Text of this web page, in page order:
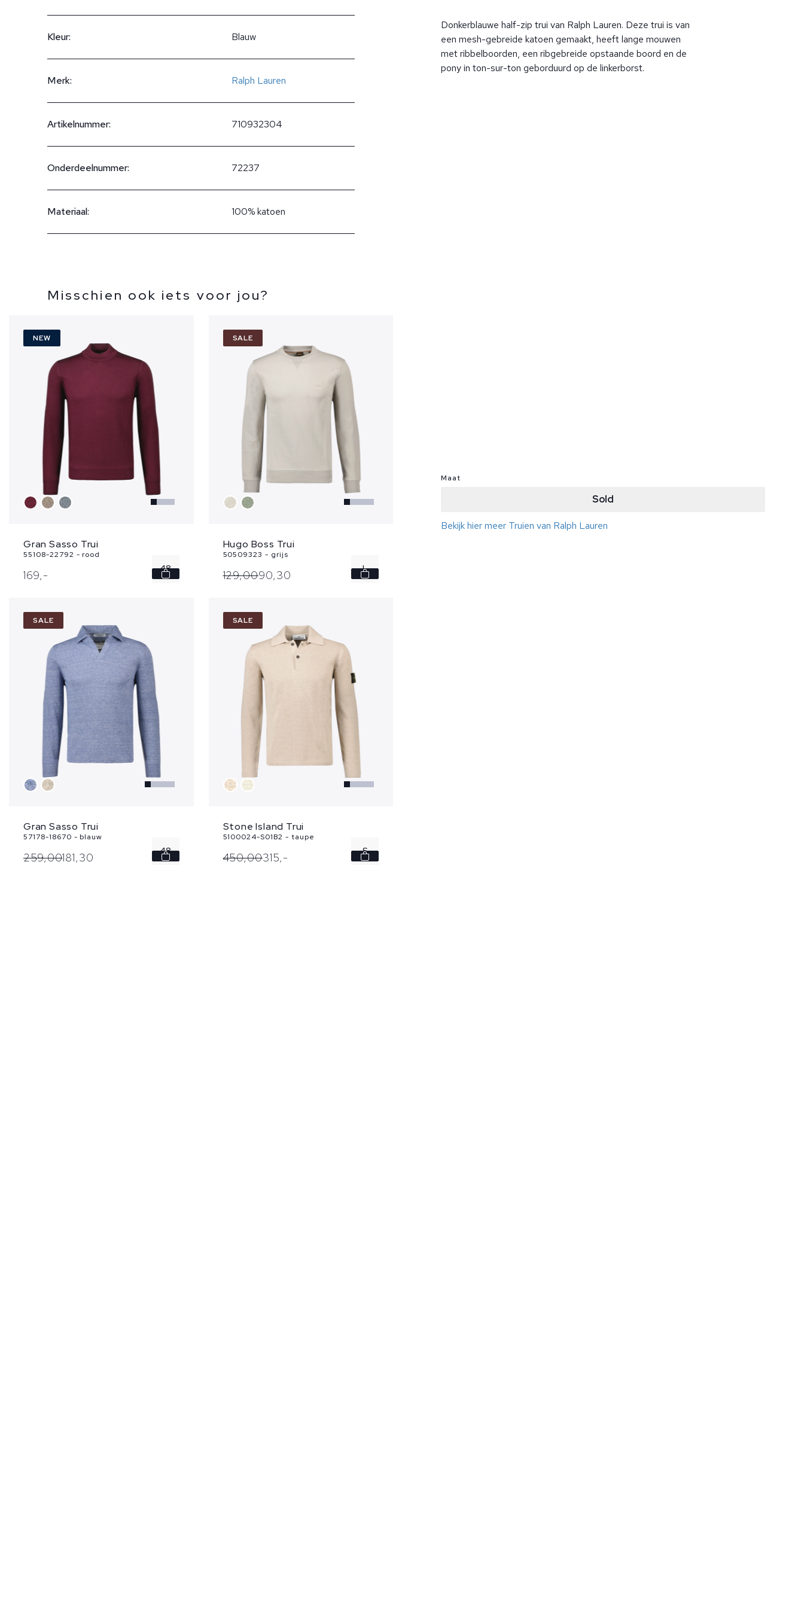
Kleur: Blauw
Merk: Ralph Lauren
Artikelnummer: 710932304
Onderdeelnummer: 72237
Materiaal: 100% katoen
Misschien ook iets voor jou?
NEW
Gran Sasso Trui
55108-22792 - rood
169,- 48
SALE
Hugo Boss Trui
50509323 - grijs
129,0090,30 L
SALE
Gran Sasso Trui
57178-18670 - blauw
259,00181,30 48
SALE
Stone Island Trui
5100024-S01B2 - taupe
450,00315,- S
Donkerblauwe half-zip trui van Ralph Lauren. Deze trui is van
een mesh-gebreide katoen gemaakt, heeft lange mouwen
met ribbelboorden, een ribgebreide opstaande boord en de
pony in ton-sur-ton geborduurd op de linkerborst.
Maat
Sold
Bekijk hier meer Truien van Ralph Lauren